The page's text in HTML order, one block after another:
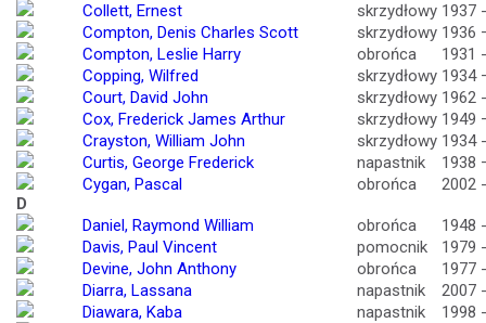
Collett, Ernest
skrzydłowy 1937
Compton, Denis Charles Scott
skrzydłowy 1936
Compton, Leslie Harry
obrońca
1931
Copping, Wilfred
skrzydłowy 1934
Court, David John
skrzydłowy 1962
Cox, Frederick James Arthur
skrzydłowy 1949
Crayston, William John
skrzydłowy 1934
Curtis, George Frederick
napastnik
1938
Cygan, Pascal
obrońca
2002
D
Daniel, Raymond William
obrońca
1948
Davis, Paul Vincent
pomocnik
1979
Devine, John Anthony
obrońca
1977
Diarra, Lassana
napastnik
2007
Diawara, Kaba
napastnik
1998